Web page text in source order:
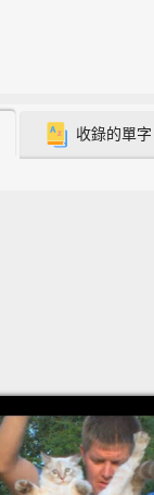
can't shake them.
收錄的單字